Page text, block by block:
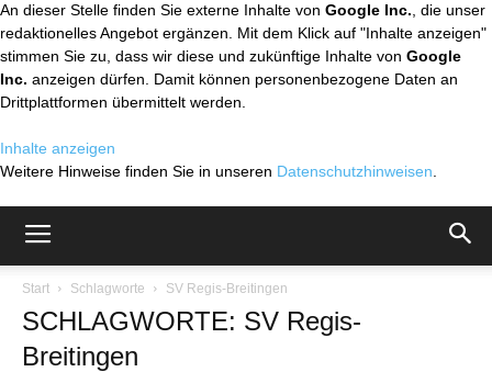
An dieser Stelle finden Sie externe Inhalte von Google Inc. , die unser
redaktionelles Angebot ergänzen. Mit dem Klick auf "Inhalte anzeigen"
stimmen Sie zu, dass wir diese und zukünftige Inhalte von Google
Inc. anzeigen dürfen. Damit können personenbezogene Daten an
Drittplattformen übermittelt werden.
Inhalte anzeigen
Weitere Hinweise finden Sie in unseren Datenschutzhinweisen
Start Schlagworte SV Regis-Breitingen
SCHLAGWORTE: SV Regis-
Breitingen